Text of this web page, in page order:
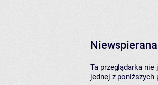
Ta przeglądarka nie
jednej z poniższych